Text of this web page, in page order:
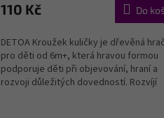
110 Kč Do
DETOA Kroužek kuličky je dřevěná
pro děti od 6m+, která hravou formou
podporuje děti při objevování, hraní a
rozvoji důležitých dovedností. Rozvíjí